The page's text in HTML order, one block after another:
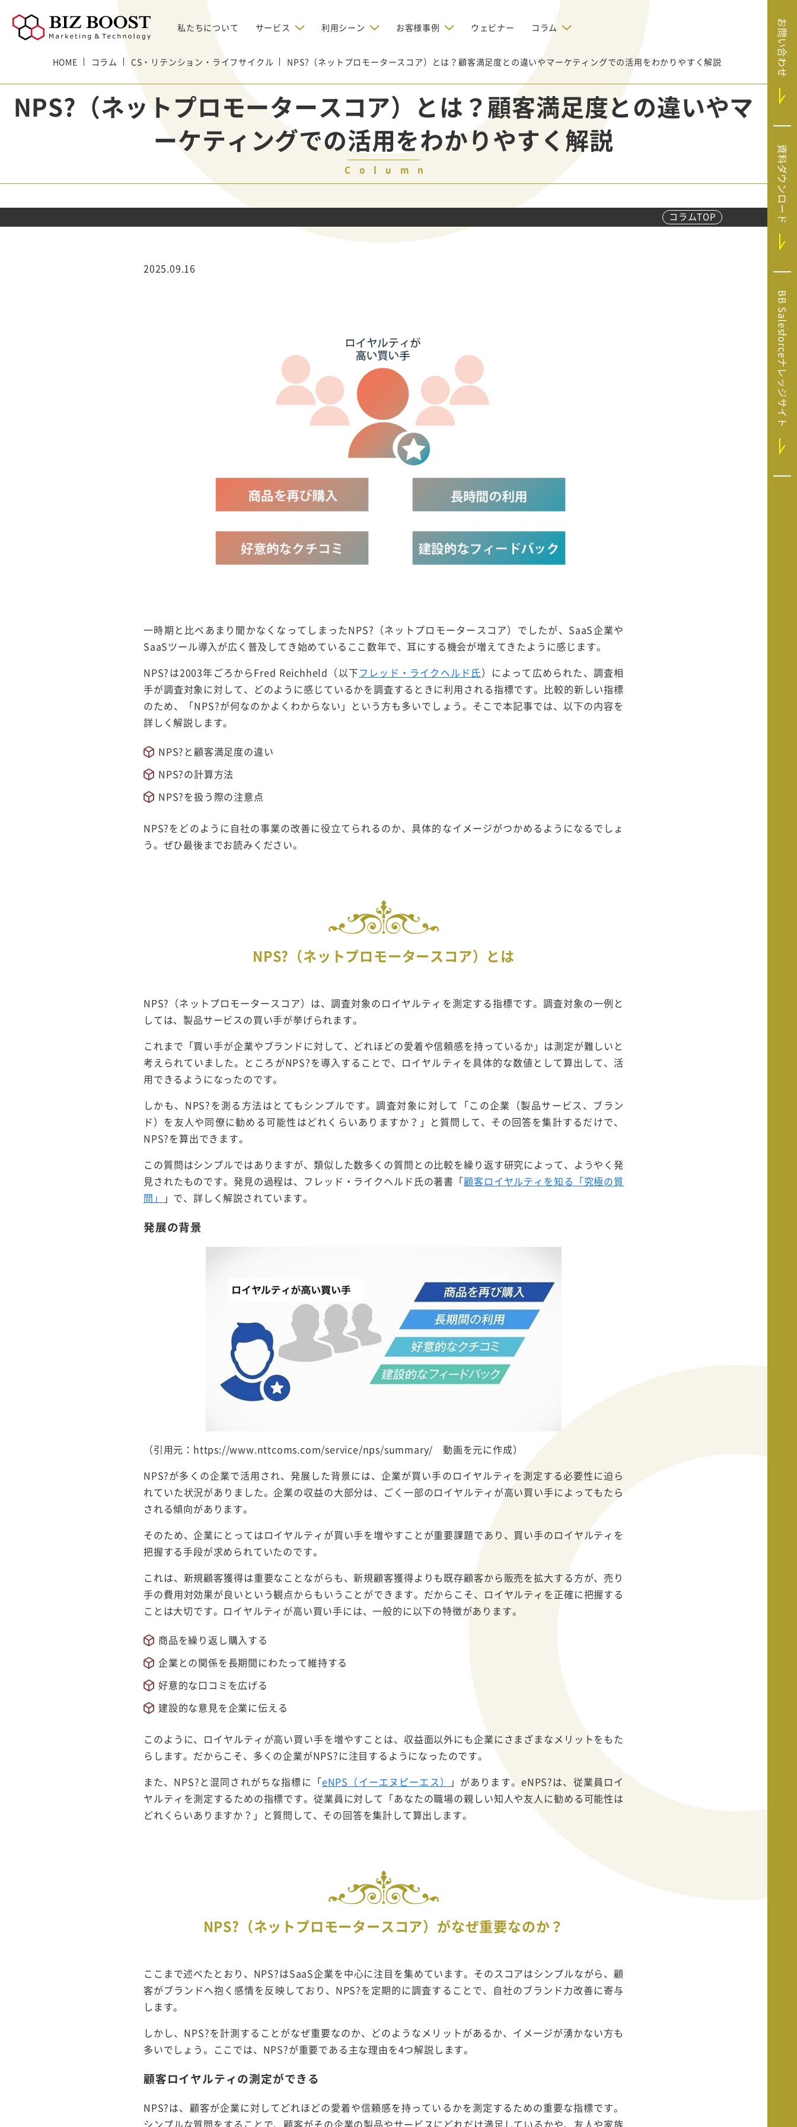
私たちについて サービス
デジタルマーケティング
コンサルティングサ
ービス
BtoBマーケティ
リード獲得
BtoB Webサイト
制作
BtoBコンテンツ
メディアプロモー
行サービス
リード醸成
デジタルリクルーティング
OMリクルーティン
デジタルテクノロジー
SaaS導入
BIZUTTO経費
MRC（マーケラ
イズクラウド）
ListFinder（リ
ー）
システムエンジニア
リング
利用シーン
Webからの問い合わせを増やしたい
セミナー/ウェビナーの集客を増や
BtoBのテレマーケティングで成果を
出したい
BtoBのリスティング広告で成果を上
BtoBのインターネット広告で狙った
新規開拓の営業力を強化したい
採用コストを削減したい（中小企業
向け）
営業が疲弊する「飛び込み営業」や
お客様事例
デジタルマーケティング
ウェビナー支援
イベントマーケティング
インサイドセールス
座談会
トレーラーハウスの認知度向上と文
化形成を目指して効果的なメールマ
ガジン配信の仕組みをMAで構築
営業の成果を最大化するBtoBデジタ
ルマーケティング：成功企業のリア
ルな事例に学ぶ
HubSpotで実現した、決済データの
即時可視化と対応迅速化｜フリーウ
ウェビナー コラム
プロダクト & SaaS
戦略・マネジメント
デジタル施策 & チャネル
組織・パートナー & 法務
営業 & セールスオペ
HOME コラム CS・リテンション・ライフサイクル NPS?（ネットプロモータースコア）とは？顧客満足度との違いやマーケティングでの活用をわかりやすく解説
NPS?（ネットプロモータースコア）とは？顧客満足度との違いやマ
ーケティングでの活用をわかりやすく解説
Column
コラムTOP
2025.09.16
一時期と比べあまり聞かなくなってしまったNPS?（ネットプロモータースコア）でしたが、SaaS企業や
SaaSツール導入が広く普及してき始めているここ数年で、耳にする機会が増えてきたように感じます。
NPS?は2003年ごろからFred Reichheld（以下フレッド・ライクヘルド氏）によって広められた、調査相
手が調査対象に対して、どのように感じているかを調査するときに利用される指標です。比較的新しい指標
のため、「NPS?が何なのかよくわからない」という方も多いでしょう。そこで本記事では、以下の内容を
詳しく解説します。
NPS?と顧客満足度の違い
NPS?の計算方法
NPS?を扱う際の注意点
NPS?をどのように自社の事業の改善に役立てられるのか、具体的なイメージがつかめるようになるでしょ
う。ぜひ最後までお読みください。
NPS?（ネットプロモータースコア）とは
NPS?（ネットプロモータースコア）は、調査対象のロイヤルティを測定する指標です。調査対象の一例と
しては、製品サービスの買い手が挙げられます。
これまで「買い手が企業やブランドに対して、どれほどの愛着や信頼感を持っているか」は測定が難しいと
考えられていました。ところがNPS?を導入することで、ロイヤルティを具体的な数値として算出して、活
用できるようになったのです。
しかも、NPS?を測る方法はとてもシンプルです。調査対象に対して「この企業（製品サービス、ブラン
ド）を友人や同僚に勧める可能性はどれくらいありますか？」と質問して、その回答を集計するだけで、
NPS?を算出できます。
この質問はシンプルではありますが、類似した数多くの質問との比較を繰り返す研究によって、ようやく発
見されたものです。発見の過程は、フレッド・ライクヘルド氏の著書「顧客ロイヤルティを知る「究極の質
問」
」で、詳しく解説されています。
発展の背景
（引用元：https://www.nttcoms.com/service/nps/summary/ 動画を元に作成）
NPS?が多くの企業で活用され、発展した背景には、企業が買い手のロイヤルティを測定する必要性に迫ら
れていた状況がありました。企業の収益の大部分は、ごく一部のロイヤルティが高い買い手によってもたら
される傾向があります。
そのため、企業にとってはロイヤルティが買い手を増やすことが重要課題であり、買い手のロイヤルティを
把握する手段が求められていたのです。
これは、新規顧客獲得は重要なことながらも、新規顧客獲得よりも既存顧客から販売を拡大する方が、売り
手の費用対効果が良いという観点からもいうことができます。だからこそ、ロイヤルティを正確に把握する
ことは大切です。ロイヤルティが高い買い手には、一般的に以下の特徴があります。
商品を繰り返し購入する
企業との関係を長期間にわたって維持する
好意的な口コミを広げる
建設的な意見を企業に伝える
このように、ロイヤルティが高い買い手を増やすことは、収益面以外にも企業にさまざまなメリットをもた
らします。だからこそ、多くの企業がNPS?に注目するようになったのです。
また、NPS?と混同されがちな指標に「eNPS（イーエヌピーエス）
」があります。eNPS?は、従業員ロイ
ヤルティを測定するための指標です。従業員に対して「あなたの職場の親しい知人や友人に勧める可能性は
どれくらいありますか？」と質問して、その回答を集計して算出します。
NPS?（ネットプロモータースコア）がなぜ重要なのか？
ここまで述べたとおり、NPS?はSaaS企業を中心に注目を集めています。そのスコアはシンプルながら、顧
客がブランドへ抱く感情を反映しており、NPS?を定期的に調査することで、自社のブランド力改善に寄与
します。
しかし、NPS?を計測することがなぜ重要なのか、どのようなメリットがあるか、イメージが湧かない方も
多いでしょう。ここでは、NPS?が重要である主な理由を4つ解説します。
顧客ロイヤルティの測定ができる
NPS?は、顧客が企業に対してどれほどの愛着や信頼感を持っているかを測定するための重要な指標です。
シンプルな質問をすることで、顧客がその企業の製品やサービスにどれだけ満足しているかや、友人や家族
お問い合わせ
資料ダウンロード
BB Salesforceナレッジサイト